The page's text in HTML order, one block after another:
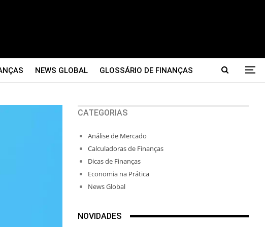
NEWS GLOBAL GLOSSÁRIO DE FINANÇAS
CATEGORIAS
Análise de Mercado
Calculadoras de Finanças
Dicas de Finanças
Economia na Prática
News Global
NOVIDADES